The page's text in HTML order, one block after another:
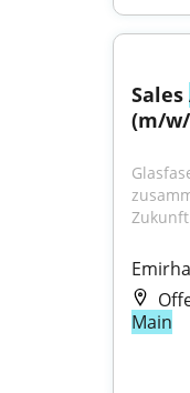
Sales
(m/
Main